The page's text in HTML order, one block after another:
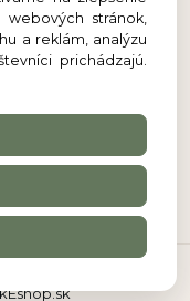
webových stránok,
a reklám, analýzu
prichádzajú.